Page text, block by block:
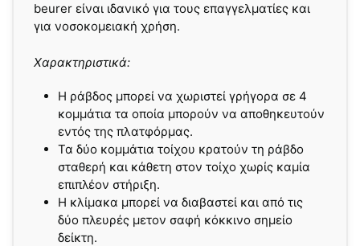
beurer είναι ιδανικό για τους επαγγελματίες και
για νοσοκομειακή χρήση.
Χαρακτηριστικά:
Η ράβδος μπορεί να χωριστεί γρήγορα σε 4
κομμάτια τα οποία μπορούν να αποθηκευτούν
εντός της πλατφόρμας.
Τα δύο κομμάτια τοίχου κρατούν τη ράβδο
σταθερή και κάθετη στον τοίχο χωρίς καμία
επιπλέον στήριξη.
Η κλίμακα μπορεί να διαβαστεί και από τις
δύο πλευρές μετον σαφή κόκκινο σημείο
δείκτη.